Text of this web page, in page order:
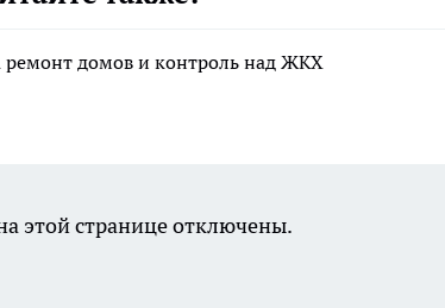
ремонт домов и контроль над ЖКХ
этой странице отключены.